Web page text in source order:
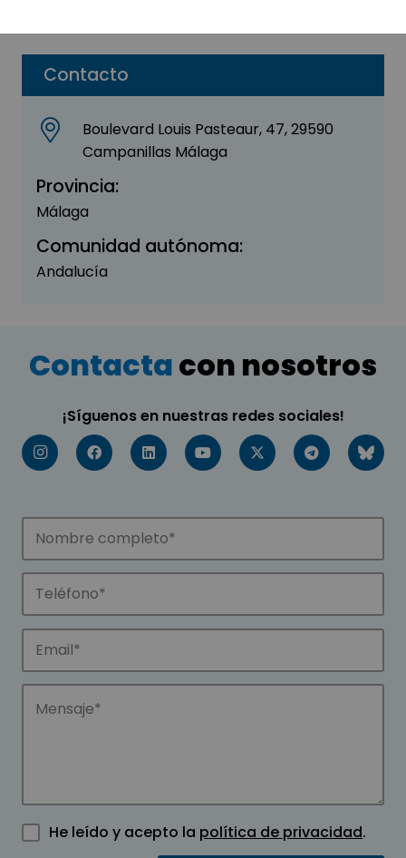
Contacto
Boulevard Louis Pasteaur, 47, 29590
Campanillas Málaga
Provincia:
Málaga
Comunidad autónoma:
Andalucía
Contactacon nosotros
¡Síguenos en nuestras redes sociales!
He leído y acepto la política de privacidad.